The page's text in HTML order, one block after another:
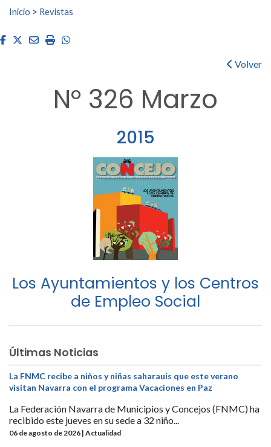
Buscar:
Inicio > Revistas
Facebook
Twitter
EmailImprimirWhatsapp
Volver
Nº 326 Marzo
2015
Los Ayuntamientos y los Centros
de Empleo Social
Últimas Noticias
La FNMC recibe a niños y niñas saharauis que este verano
visitan Navarra con el programa Vacaciones en Paz
La Federación Navarra de Municipios y Concejos (FNMC) ha
recibido este jueves en su sede a 32 niño...
06 de agosto de 2026 | Actualidad